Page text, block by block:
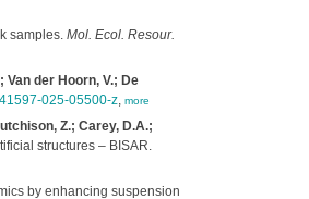
samples. Mol. Ecol. Resour.
der Hoorn, V.; De
025-05500-z, more
Z.; Carey, D.A.;
structures – BISAR.
by enhancing suspension